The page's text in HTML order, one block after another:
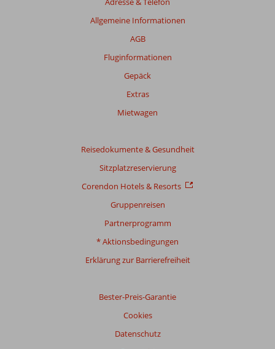
Essen
7,9
Kinderfreundlich 9,3
Allgemeine Informationen
AGB
Fluginformationen
Gepäck
Extras
Mietwagen
Reisedokumente & Gesundheit
Sitzplatzreservierung
Corendon Hotels & Resorts
Gruppenreisen
Partnerprogramm
* Aktionsbedingungen
Erklärung zur Barrierefreiheit
Bester-Preis-Garantie
Cookies
Datenschutz